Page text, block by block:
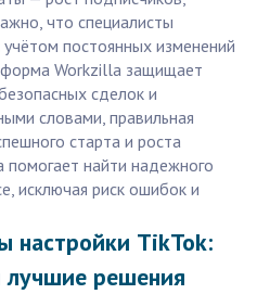
что специалисты
постоянных изменений
Workzilla защищает
сделок и
словами, правильная
старта и роста
помогает найти надежного
исключая риск ошибок и
настройки TikTok:
решения